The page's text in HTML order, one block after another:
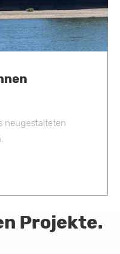
neugestalteten
Projekte.